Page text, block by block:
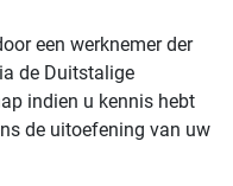
een werknemer der
de Duitstalige
indien u kennis hebt
de uitoefening van uw